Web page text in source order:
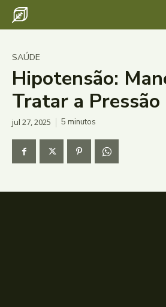
SAÚDE
Hipotensão:
Tratar a Pressão
jul 27, 2025 5 minutos